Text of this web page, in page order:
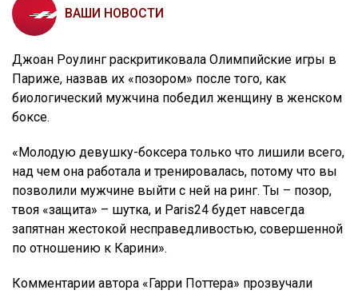
ВАШИ НОВОСТИ
Джоан Роулинг раскритиковала Олимпийские игры в
Париже, назвав их «позором» после того, как
биологический мужчина победил женщину в женском
боксе.
«Молодую девушку-боксера только что лишили всего,
над чем она работала и тренировалась, потому что вы
позволили мужчине выйти с ней на ринг. Ты – позор,
твоя «защита» – шутка, и Paris24 будет навсегда
запятнан жестокой несправедливостью, совершенной
по отношению к Карини».
Комментарии автора «Гарри Поттера» прозвучали